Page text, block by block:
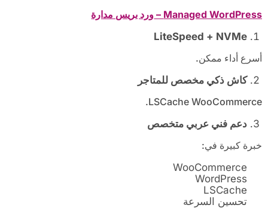
Managed WordPress –
ورد بريس مدارة
LiteSpeed + NVMe
أسرع أداء ممكن.
كاش ذكي مخصص للمتاجر
LSCache WooCommerce.
دعم فني عربي متخصص
خبرة كبيرة في:
WooCommerce
WordPress
LSCache
تحسين السرعة